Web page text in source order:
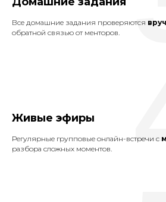
Все домашние задания проверяются
обратной связью от менторов.
Живые эфиры
Регулярные групповые онлайн-встречи с
разбора сложных моментов.